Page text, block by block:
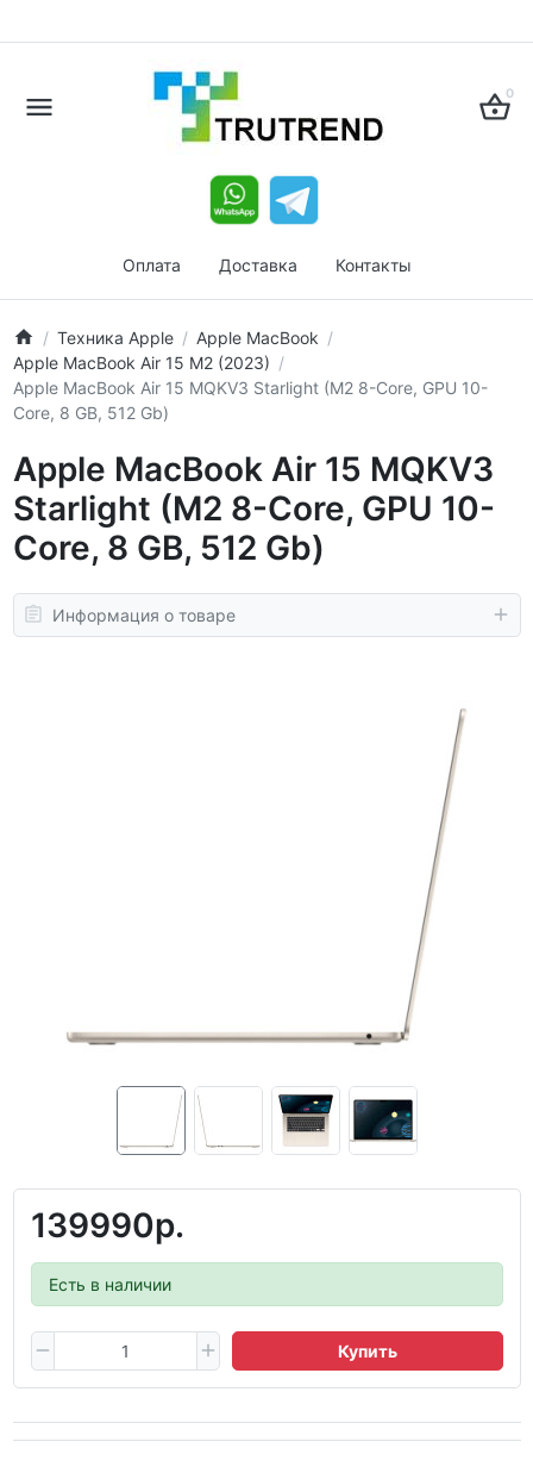
0
Оплата Доставка Контакты
Техника Apple
Apple MacBook
Apple MacBook Air 15 M2 (2023)
Apple MacBook Air 15 MQKV3 Starlight (M2 8-Core, GPU 10-
Core, 8 GB, 512 Gb)
Apple MacBook Air 15 MQKV3
Starlight (M2 8-Core, GPU 10-
Core, 8 GB, 512 Gb)
Информация о товаре
139990р.
Есть в наличии
Купить